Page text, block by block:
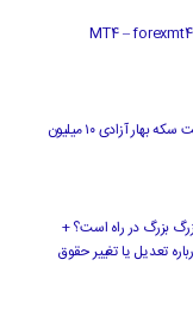
قیمت جدید طلا و سکه ۱۲ مهرماه ۱۴۰۴/ قیمت سکه بهار آزادی ۱۰ میلیون
بزرگ در راه است؟ +
تعدیل یا تغییر حقوق